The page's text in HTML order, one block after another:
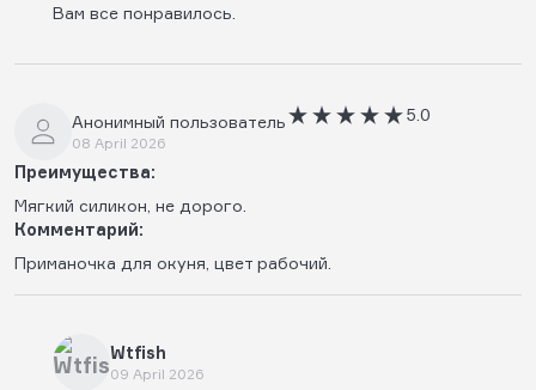
Вам все понравилось.
Анонимный пользователь
08 April 2026
5.0
Преимущества:
Мягкий силикон, не дорого.
Комментарий:
Приманочка для окуня, цвет рабочий.
Wtfish
09 April 2026